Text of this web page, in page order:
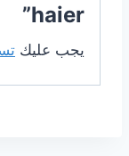
haier”
يجب عليك